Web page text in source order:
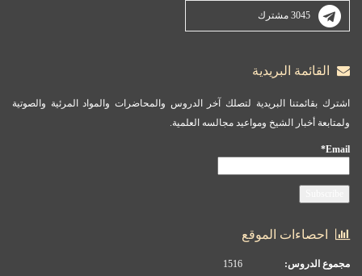
3045 مشترك
القائمة البريدية
اشترك بقائمتنا البريدية لتصلك آخر الدروس والمحاضرات والمواد المرئية والصوتية
ولمتابعة أخبار الشيخ ومواعيد مجالسه العلمية.
Email*
احصاءات الموقع
مجموع الدروس: